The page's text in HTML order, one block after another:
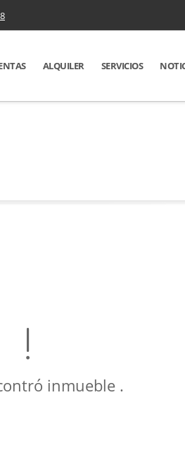
ALQUILER SERVICIOS
inmueble .